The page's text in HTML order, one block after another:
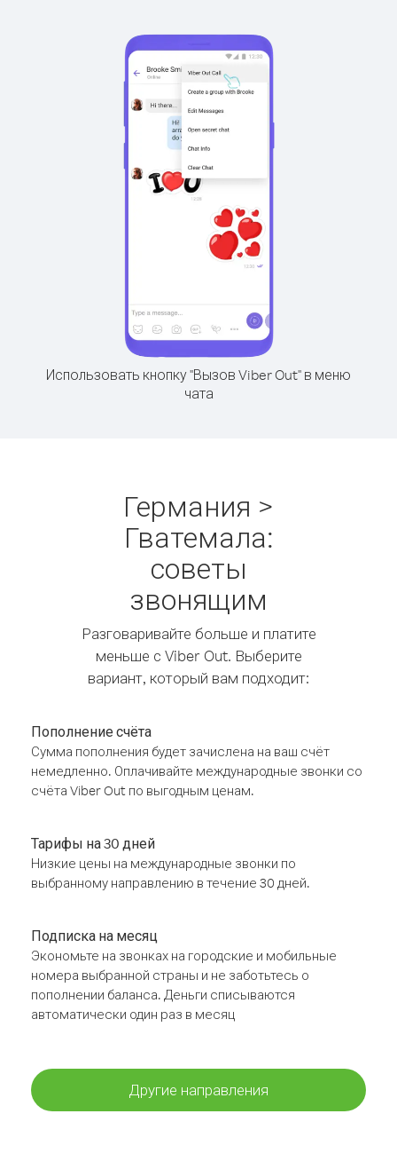
Использовать кнопку "Вызов Viber Out" в меню
чата
Германия >
Гватемала:
советы
звонящим
Разговаривайте больше и платите
меньше с Viber Out. Выберите
вариант, который вам подходит:
Пополнение счёта
Сумма пополнения будет зачислена на ваш счёт
немедленно. Оплачивайте международные звонки со
счёта Viber Out по выгодным ценам.
Тарифы на 30 дней
Низкие цены на международные звонки по
выбранному направлению в течение 30 дней.
Подписка на месяц
Экономьте на звонках на городские и мобильные
номера выбранной страны и не заботьтесь о
пополнении баланса. Деньги списываются
автоматически один раз в месяц
Другие направления